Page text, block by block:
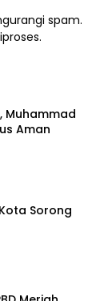
spam.
.
Muhammad
Aman
Sorong